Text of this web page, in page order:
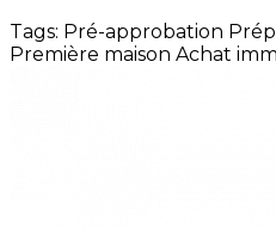
Tags: Pré-approbation
Première maison Achat